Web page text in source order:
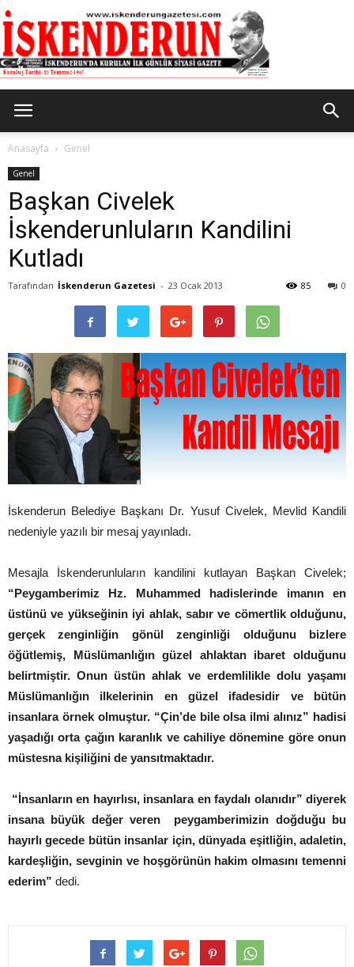
Anasayfa Genel
Genel
Başkan Civelek
İskenderunluların Kandilini
Kutladı
Tarafından İskenderun Gazetesi - 23 Ocak 2013 0
85
İskenderun Belediye Başkanı Dr. Yusuf Civelek, Mevlid Kandili
nedeniyle yazılı bir mesaj yayınladı.
Mesajla İskenderunluların kandilini kutlayan Başkan Civelek;
“Peygamberimiz Hz. Muhammed hadislerinde imanın en
üstünü ve yükseğinin iyi ahlak, sabır ve cömertlik olduğunu,
gerçek zenginliğin gönül zenginliği olduğunu bizlere
öğütlemiş, Müslümanlığın güzel ahlaktan ibaret olduğunu
belirtmiştir. Onun üstün ahlak ve erdemlilikle dolu yaşamı
Müslümanlığın ilkelerinin en güzel ifadesidir ve bütün
insanlara örnek olmuştur. “Çin’de bile olsa ilmi alınız” hadisi
yaşadığı orta çağın karanlık ve cahiliye dönemine göre onun
müstesna kişiliğini de yansıtmaktadır.
“İnsanların en hayırlısı, insanlara en faydalı olanıdır” diyerek
insana büyük değer veren peygamberimizin doğduğu bu
hayırlı gecede bütün insanlar için, dünyada eşitliğin, adaletin,
kardeşliğin, sevginin ve hoşgörünün hakim olmasını temenni
ederim” dedi.